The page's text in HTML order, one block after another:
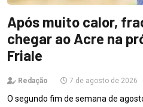
Após muito calor,
chegar ao Acre na
Friale
Redação 7 de agosto de 2026
O segundo fim de semana de